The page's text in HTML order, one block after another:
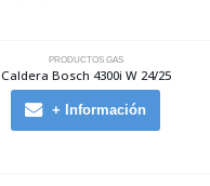
PRODUCTOS GAS
Caldera Bosch 4300i W 24/25
+ Información